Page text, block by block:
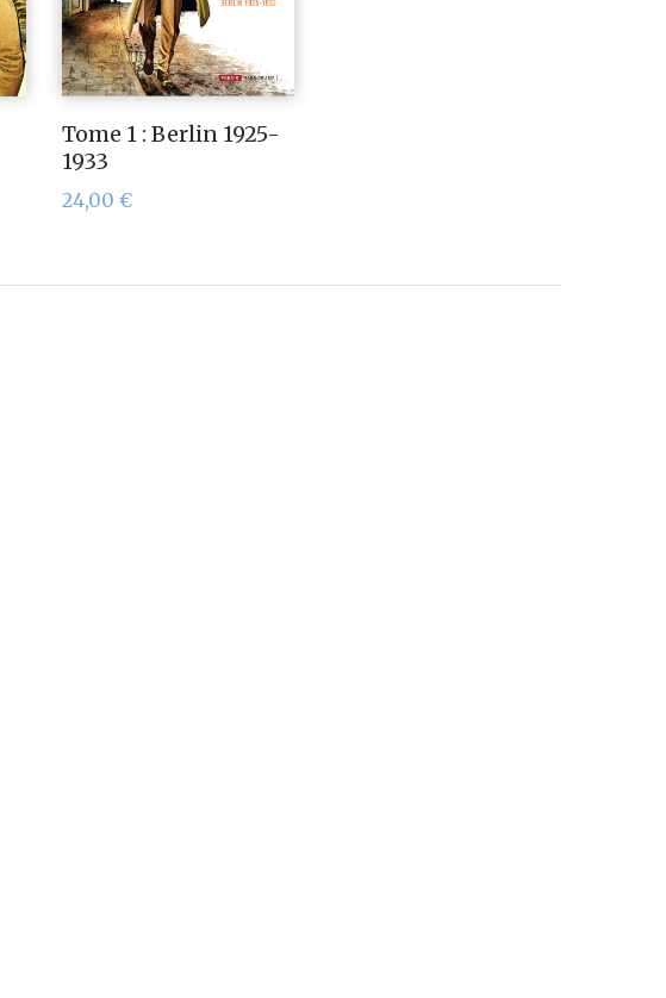
Tome 1 : Berlin 1925-
1933
24,00 €